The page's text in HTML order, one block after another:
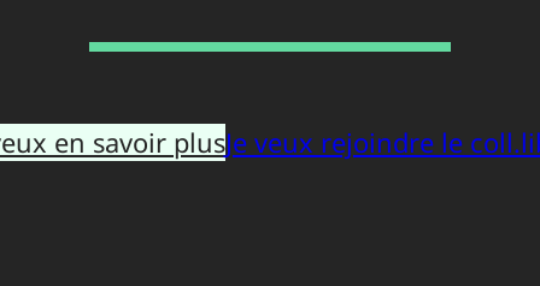
en savoir plusJe veux rejoindre le